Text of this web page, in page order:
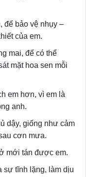
để bảo vệ nhụy –
của em.
mai, để có thể
mặt hoa sen mỗi
em hơn, vì em là
anh.
dậy, giống như cảm
cơn mưa.
mới tán được em.
sự tĩnh lặng, làm dịu